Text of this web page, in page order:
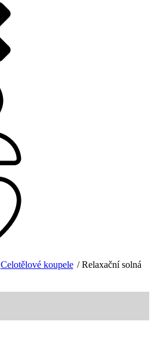
Celotělové koupele / Relaxační solná